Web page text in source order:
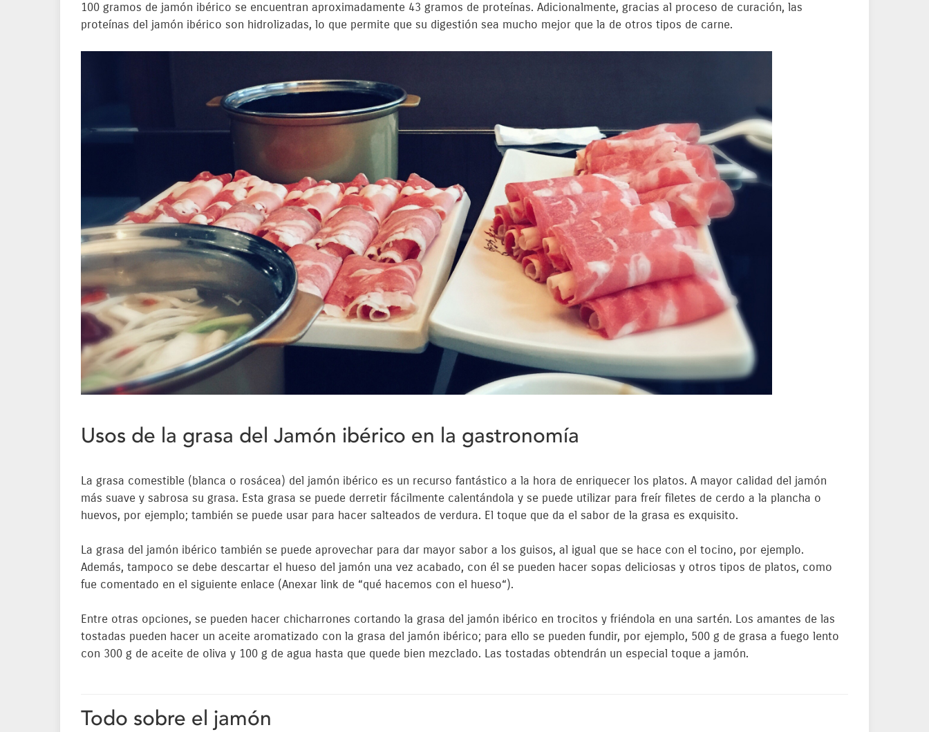
100 gramos de jamón ibérico se encuentran aproximadamente 43 gramos de proteínas. Adicionalmente, gracias al proceso de curación, las
proteínas del jamón ibérico son hidrolizadas, lo que permite que su digestión sea mucho mejor que la de otros tipos de carne.
Usos de la grasa del Jamón ibérico en la gastronomía
La grasa comestible (blanca o rosácea) del jamón ibérico es un recurso fantástico a la hora de enriquecer los platos. A mayor calidad del jamón
más suave y sabrosa su grasa. Esta grasa se puede derretir fácilmente calentándola y se puede utilizar para freír filetes de cerdo a la plancha o
huevos, por ejemplo; también se puede usar para hacer salteados de verdura. El toque que da el sabor de la grasa es exquisito.
La grasa del jamón ibérico también se puede aprovechar para dar mayor sabor a los guisos, al igual que se hace con el tocino, por ejemplo.
Además, tampoco se debe descartar el hueso del jamón una vez acabado, con él se pueden hacer sopas deliciosas y otros tipos de platos, como
fue comentado en el siguiente enlace (Anexar link de “qué hacemos con el hueso“).
Entre otras opciones, se pueden hacer chicharrones cortando la grasa del jamón ibérico en trocitos y friéndola en una sartén. Los amantes de las
tostadas pueden hacer un aceite aromatizado con la grasa del jamón ibérico; para ello se pueden fundir, por ejemplo, 500 g de grasa a fuego lento
con 300 g de aceite de oliva y 100 g de agua hasta que quede bien mezclado. Las tostadas obtendrán un especial toque a jamón.
Todo sobre el jamón